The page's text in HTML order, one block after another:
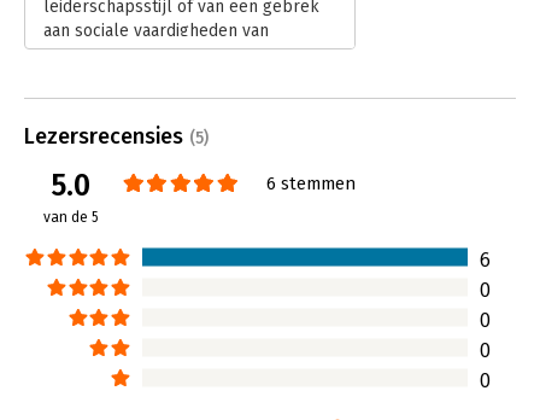
leiderschapsstijl of van een gebrek
aan sociale vaardigheden van
medewerkers en managers. Volgens
contextproblemen. Zij stellen
in ‘Leidinggevenden zijn
Contextmakers’dat de contextwaarin
teams werken een veel grotere
invloed op ons (groeps)gedrag heeft
dan wij denken. Ze hanteren helaas
een beperkte definitie van context:
psychologische condities die nodig
zijn voor een succesvolle
samenwerking.
Lees verder
Lezersrecensies (5)
5.0
van de 5
6 stemmen
6
0
0
0
0